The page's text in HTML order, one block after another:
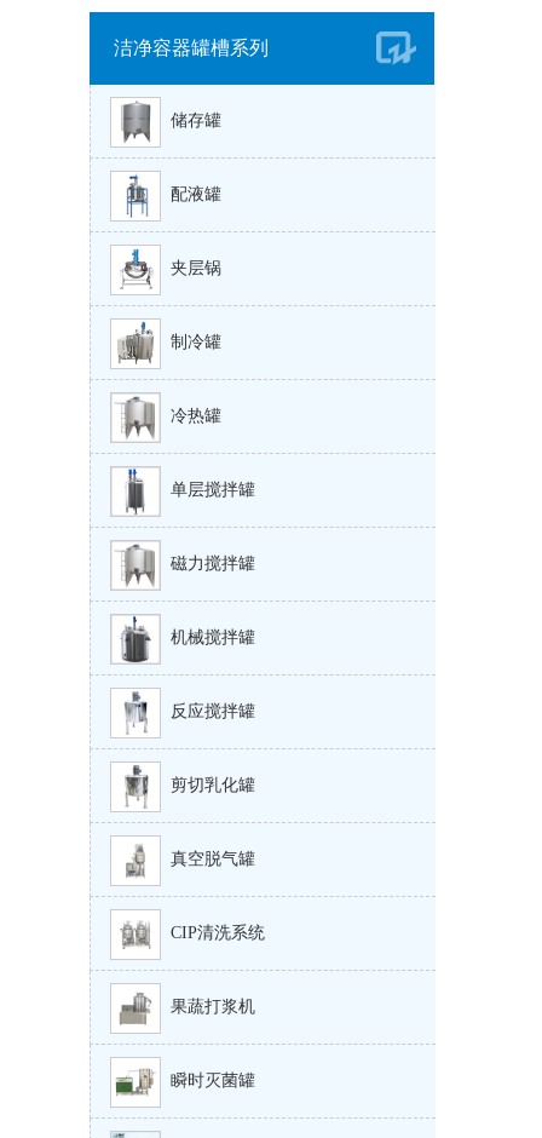
洁净容器罐槽系列
储存罐
配液罐
夹层锅
制冷罐
冷热罐
单层搅拌罐
磁力搅拌罐
机械搅拌罐
反应搅拌罐
剪切乳化罐
真空脱气罐
CIP清洗系统
果蔬打浆机
瞬时灭菌罐